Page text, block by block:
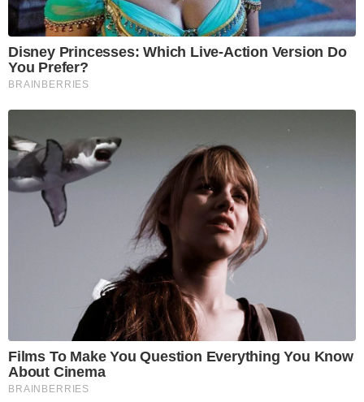
Disney Princesses: Which Live-Action Version Do
You Prefer?
BRAINBERRIES
Films To Make You Question Everything You Know
About Cinema
BRAINBERRIES